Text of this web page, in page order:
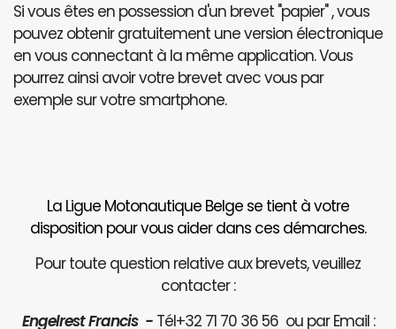
Si vous êtes en possession d'un brevet "papier" , vous
pouvez obtenir gratuitement une version électronique
en vous connectant à la même application. Vous
pourrez ainsi avoir votre brevet avec vous par
exemple sur votre smartphone.
La Ligue Motonautique Belge se tient à votre
disposition pour vous aider dans ces démarches.
Pour toute question relative aux brevets, veuillez
contacter :
Engelrest Francis -Tél+32 71 70 36 56 ou par Email :